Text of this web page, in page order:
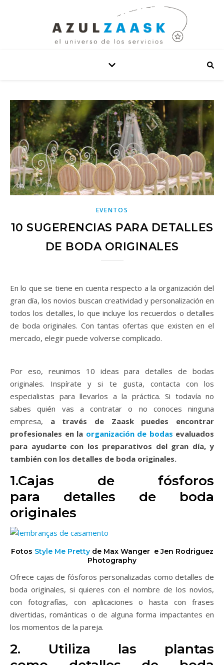
EVENTOS
10 SUGERENCIAS PARA DETALLES
DE BODA ORIGINALES
En lo que se tiene en cuenta respecto a la organización del
gran día, los novios buscan creatividad y personalización en
todos los detalles, lo que incluye los recuerdos o detalles
de boda originales. Con tantas ofertas que existen en el
mercado, elegir puede volverse complicado.
Por eso, reunimos 10 ideas para detalles de bodas
originales. Inspírate y si te gusta, contacta con los
especialistas para llevarlos a la práctica. Si todavía no
sabes quién vas a contratar o no conoces ninguna
empresa, a través de Zaask puedes encontrar
profesionales en la organización de bodas evaluados
para ayudarte con los preparativos del gran día, y
también con los detalles de boda originales.
1.Cajas de fósforos
para detalles de boda
originales
Fotos Style Me Prettyde Max Wanger e Jen Rodriguez
Photography
Ofrece cajas de fósforos personalizadas comodetalles de
boda originales, si quieres con el nombre de los novios,
con fotografías, con aplicaciones o hasta con frases
divertidas, románticas o de alguna forma impactantes en
los momentos de la pareja.
2. Utiliza las plantas